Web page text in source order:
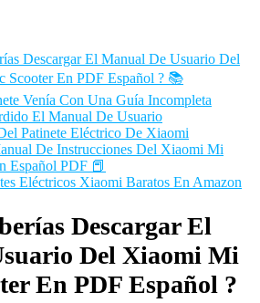
Descargar El Manual De Usuario Del
Scooter En PDF Español ? 📚
Venía Con Una Guía Incompleta
El Manual De Usuario
Patinete Eléctrico De Xiaomi
De Instrucciones Del Xiaomi Mi
Español PDF 📕
Eléctricos Xiaomi Baratos En Amazon
Descargar El
Del Xiaomi Mi
En PDF Español ?